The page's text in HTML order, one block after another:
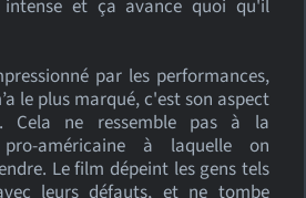
intense et ça avance quoi qu'il
par les performances,
le plus marqué, c'est son aspect
Cela ne ressemble pas à la
pro-américaine à laquelle on
Le film dépeint les gens tels
leurs défauts, et ne tombe